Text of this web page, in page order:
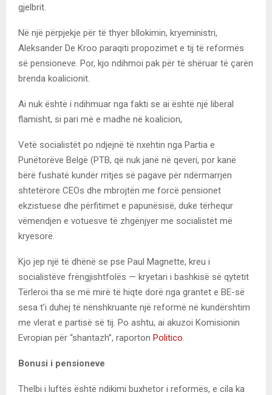
gjelbrit.
Në një përpjekje për të thyer bllokimin, kryeministri,
Aleksander De Kroo paraqiti propozimet e tij të reformës
së pensioneve. Por, kjo ndihmoi pak për të shëruar të çarën
brenda koalicionit.
Ai nuk është i ndihmuar nga fakti se ai është një liberal
flamisht, si pari më e madhe në koalicion,
Vetë socialistët po ndjejnë të nxehtin nga Partia e
Punëtorëve Belgë (PTB, që nuk janë në qeveri, por kanë
bërë fushatë kundër rritjes së pagave për ndërmarrjen
shtetërore CEOs dhe mbrojtën me forcë pensionet
ekzistuese dhe përfitimet e papunësisë, duke tërhequr
vëmendjen e votuesve të zhgënjyer me socialistët më
kryesorë.
Kjo jep një të dhënë se pse Paul Magnette, kreu i
socialistëve frëngjishtfolës — kryetari i bashkisë së qytetit
Tërleroi tha se më mirë të hiqte dorë nga grantet e BE-së
sesa t’i duhej të nënshkruante një reformë në kundërshtim
me vlerat e partisë së tij. Po ashtu, ai akuzoi Komisionin
Evropian për “shantazh”, raporton Politico
Bonusi i pensioneve
Thelbi i luftës është ndikimi buxhetor i reformës, e cila ka